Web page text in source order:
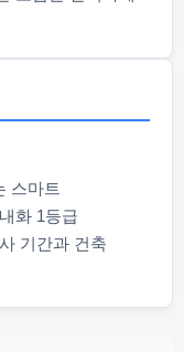
스마트
화 1등급
기간과 건축